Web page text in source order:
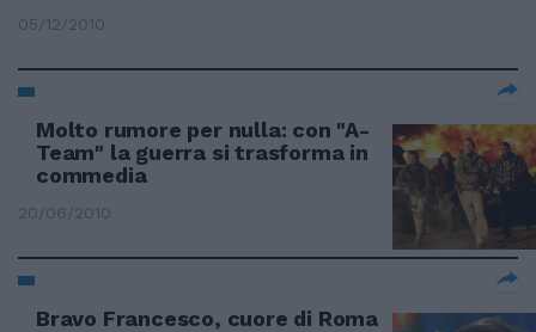
05/12/2010
Molto rumore per nulla: con "A-
Team" la guerra si trasforma in
commedia
20/06/2010
Bravo Francesco, cuore di Roma